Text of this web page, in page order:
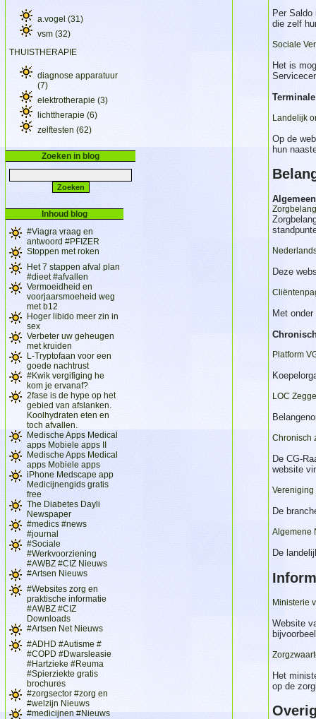
a.vogel (31)
vsm (32)
THUISTHERAPIE
diagnose apparatuur
(7)
elektrotherapie (3)
lichttherapie (6)
zelftesten (62)
Zoeken in blog
Inhoud blog
#Viagra vraag en
antwoord #PFIZER
Stoppen met roken
Het 7 stappen afval plan
#dieet #afvallen
Vermoeidheid en
voorjaarsmoeheid weg
met b12
Hoger libido meer zin in
sex
Verbeter uw geheugen
met kruiden
L-Tryptofaan voor een
goede nachtrust
#Kwik vergifiging he
kom je ervanaf?
2fase is de hype op het
gebied van afslanken.
Koolhydraten eten en
toch afvallen.
Medische Apps Medical
apps Mobiele apps II
Medische Apps Medical
apps Mobiele apps
iPhone Medscape app
Medicijnengids gratis
free
The Diabetes Dayli
Newspaper
#medics #news
#journal
#Sociale
#Werkvoorziening
#AWBZ #CIZ Nieuws
#Artsen Nieuws
#Websites zorg en
praktische informatie
#AWBZ #CIZ
Downloads
#Artsen Net Nieuws
#ADHD #Autisme #
#COPD #Dwarsleasie
#Hartzieke #Reuma
#Spierziekte gratis
brochures
#zorgsector #zorg en
#welzijn Nieuws
#medicijnen #Nieuws
Per
die zelf
Sociale
Het is
Landelijk
Op de
hun
Algemeen
Deze
Met
Platform
LOC
Chronisch
De CG-
website
De
Algemene
De
Ministerie
Website
Het
op de